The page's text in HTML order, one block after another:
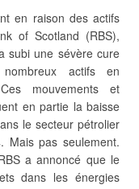
en raison des actifs
of Scotland (RBS),
subi une sévère cure
actifs en
mouvements et
en partie la baisse
le secteur pétrolier
pas seulement.
a annoncé que le
dans les énergies